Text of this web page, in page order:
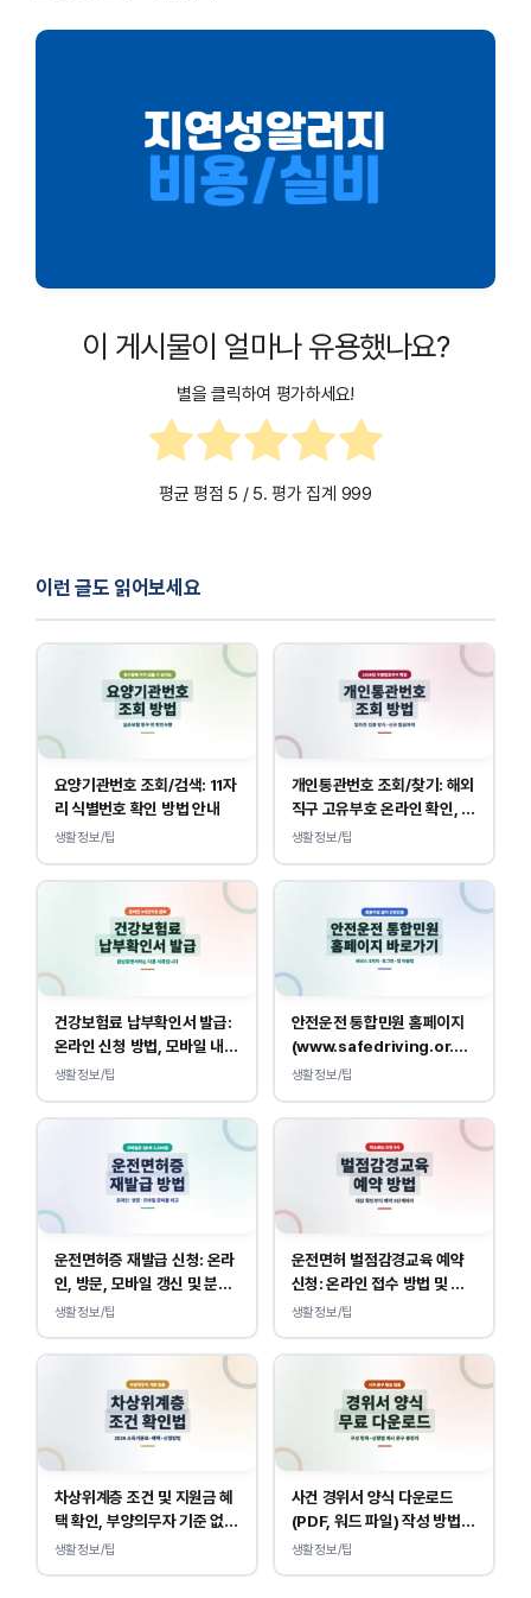
이 게시물이 얼마나 유용했나요?
별을 클릭하여 평가하세요!
평균 평점 5 / 5. 평가 집계 999
이런 글도 읽어보세요
요양기관번호 조회/검색: 11자
리 식별번호 확인 방법 안내
생활정보/팁
개인통관번호 조회/찾기: 해외
직구 고유부호 온라인 확인, 발
급 방법
생활정보/팁
건강보험료 납부확인서 발급:
온라인 신청 방법, 모바일 내역
조회 안내
생활정보/팁
안전운전 통합민원 홈페이지
(www.safedriving.or.kr)
바로가기, 운전면허 민원 사이
생활정보/팁
운전면허증 재발급 신청: 온라
인, 방문, 모바일 갱신 및 분실
대응
생활정보/팁
운전면허 벌점감경교육 예약
신청: 온라인 접수 방법 및 비
용 안내
생활정보/팁
차상위계층 조건 및 지원금 혜
택 확인, 부양의무자 기준 없
이 소득, 재산만 봅니다.
생활정보/팁
사건 경위서 양식 다운로드
(PDF, 워드 파일) 작성 방법
및 예시
생활정보/팁